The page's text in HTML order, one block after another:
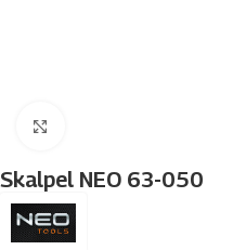
Skalpel NEO 63-050